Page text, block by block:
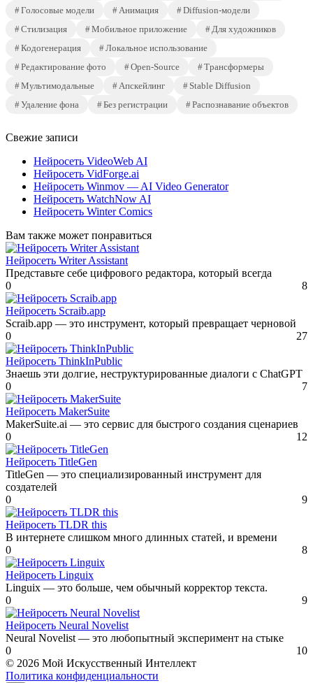
Голосовые модели
Анимация
Diffusion-модели
Стилизация
Мобильное приложение
Для художников
Кодогенерация
Локальное использование
Редактирование фото
Open-Source
Трансформеры
Мультимодальные
Апскейлинг
Stable Diffusion
Удаление фона
Без регистрации Распознавание объектов
Свежие записи
Нейросеть VideoWeb AI
Нейросеть VidForge.ai
Нейросеть Winmov — AI Video Generator
Нейросеть WatchNow AI
Нейросеть Winter Comics
Вам также может понравиться
Нейросеть Writer Assistant
Представьте себе цифрового редактора, который всегда
0
8
Нейросеть Scraib.app
Scraib.app — это инструмент, который превращает черновой
0
27
Нейросеть ThinkInPublic
Знаешь эти долгие, неструктурированные диалоги с ChatGPT
0
7
Нейросеть MakerSuite
MakerSuite.ai — это сервис для быстрого создания сценариев
0
12
Нейросеть TitleGen
TitleGen — это специализированный инструмент для
создателей
0
9
Нейросеть TLDR this
В интернете слишком много длинных статей, и времени
0
8
Нейросеть Linguix
Linguix — это больше, чем обычный корректор текста.
0
9
Нейросеть Neural Novelist
Neural Novelist — это любопытный эксперимент на стыке
0
10
© 2026 Мой Искусственный Интеллект
Политика конфиденциальности